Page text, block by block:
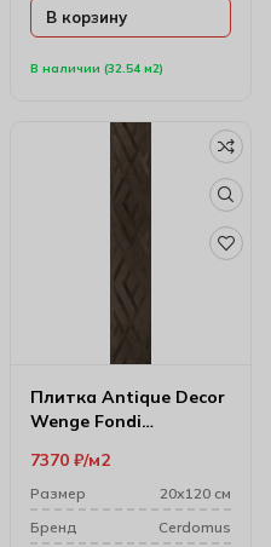
В наличии (32.54 м2)
В корзину
Плитка Antique Decor
Wenge Fondi
см 7307
7370 ₽ м2
Размер
20х120 см
Бренд
Cerdomus